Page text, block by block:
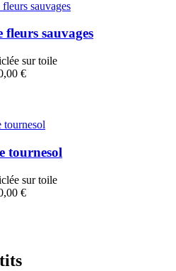
fleurs sauvages
sur toile
€
tournesol
sur toile
€